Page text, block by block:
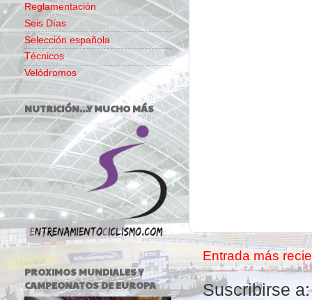
Entrada más
Suscribirse
Reglamentación
Seis Días
Selección española
Técnicos
Velódromos
NUTRICIÓN...Y MUCHO MÁS
PROXIMOS MUNDIALES Y
CAMPEONATOS DE EUROPA